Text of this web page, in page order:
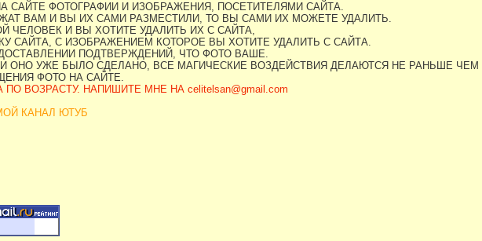
САЙТЕ ФОТОГРАФИИ И ИЗОБРАЖЕНИЯ, ПОСЕТИТЕЛЯМИ САЙТА.
ВАМ И ВЫ ИХ САМИ РАЗМЕСТИЛИ, ТО ВЫ САМИ ИХ МОЖЕТЕ УДАЛИТЬ.
ЧЕЛОВЕК И ВЫ ХОТИТЕ УДАЛИТЬ ИХ С САЙТА,
САЙТА, С ИЗОБРАЖЕНИЕМ КОТОРОЕ ВЫ ХОТИТЕ УДАЛИТЬ С САЙТА.
ПОДТВЕРЖДЕНИЙ, ЧТО ФОТО ВАШЕ.
ОНО УЖЕ БЫЛО СДЕЛАНО, ВСЕ МАГИЧЕСКИЕ ВОЗДЕЙСТВИЯ ДЕЛАЮТСЯ НЕ РАНЬШЕ ЧЕМ
ФОТО НА САЙТЕ.
ВОЗРАСТУ. НАПИШИТЕ МНЕ НА celitelsan@gmail.com
КАНАЛ ЮТУБ